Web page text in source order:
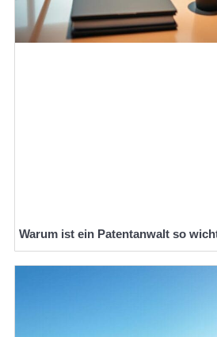
Warum ist ein Patentanwalt so